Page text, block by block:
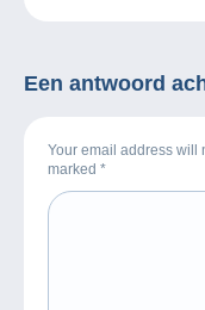
Een antwoord
Your email address will
marked *